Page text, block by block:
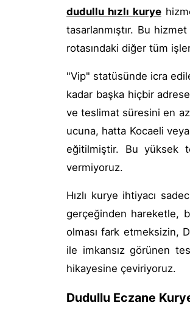
dudullu hızlı kurye
tasarlanmıştır. Bu
rotasındaki diğer tüm
"Vip" statüsünde icra
kadar başka hiçbir
ve teslimat süresini en az
ucuna, hatta Kocaeli
eğitilmiştir. Bu yüksek
vermiyoruz.
Hızlı kurye ihtiyacı
gerçeğinden hareketle,
olması fark etmeksizin,
ile imkansız görünen
hikayesine çeviriyoruz.
Dudullu Eczane